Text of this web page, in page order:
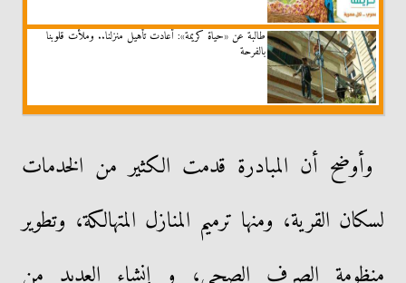
طالبة عن «حياة كريمة»: أعادت تأهيل منزلنا.. وملأت قلوبنا
بالفرحة
وأوضح أن المبادرة قدمت الكثير من الخدمات
لسكان القرية، ومنها ترميم المنازل المتهالكة، وتطوير
منظومة الصرف الصحي، و إنشاء العديد من